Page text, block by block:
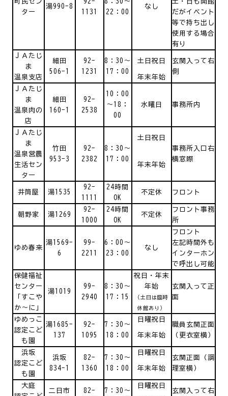
ター
湯990-8
1131
22：00
なし
だがイベント
等で持ち出し
使用する場合
有り
ＪＡたじ
ま
細田
506-1
92-
1231
8：30～
17：00
土日祝日
玄関入って右
側
温泉支店
年末年始
ＪＡたじ
ま
細田
160-1
92-
2538
10：00
～18：
00
水曜日
事務所内
温泉肉の
店
ＪＡたじ
ま
竹田
953-3
92-
2382
8：30～
17：00
土日祝日
事務所入口右
横窓際
温泉営農
生活セン
ター
年末年始
井筒屋 湯1535
92-
1111
24時間
OK
不定休 フロント
朝野家 湯1269
92-
1000
24時間
OK
不定休
フロント事務
所
ゆめ春来
湯1569-
6
99-
2211
6：00～
23：00
なし
フロント
左記時間外も
インターホン
で呼出し可能
保健福祉
センター
湯1019
99-
2940
8：30～
17：15
祝日・年末
年始
玄関入って正
面
「すこや
か～に」
（土日は臨時
休館あり）
ゆめっこ
湯1685-
137
92-
1095
7：30～
18：00
日曜祝日
職員玄関正面
（更衣室横）
認定こど
も園
年末年始
浜坂
浜坂
834-1
82-
1360
7：30～
18：00
日曜祝日
玄関正面（調
理室横）
認定こど
も園
年末年始
大庭
二日市
82-
7：30～
日曜祝日
玄関入って右